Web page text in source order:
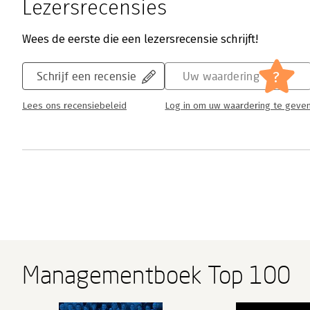
Lezersrecensies
Wees de eerste die een lezersrecensie schrijft!
Schrijf een recensie
Lees ons recensiebeleid
Uw waardering ?
Log in om uw waardering te
Managementboek Top 100